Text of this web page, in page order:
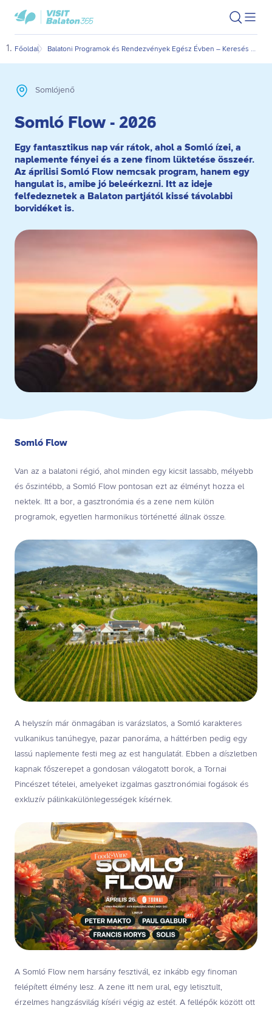
Ugrás
fő
Ugrás
oldal
VisitBalaton365
kezdőlap
Keresés
Főoldal Balatoni Programok és Rendezvények Egész Évben – Keresés Dátum és Kategória Szerint
Somlójenő
Somló Flow - 2026
Egy fantasztikus nap vár rátok, ahol a Somló ízei, a
naplemente fényei és a zene finom lüktetése összeér.
Az áprilisi Somló Flow nemcsak program, hanem egy
hangulat is, amibe jó beleérkezni. Itt az ideje
felfedeznetek a Balaton partjától kissé távolabbi
borvidéket is.
Somló Flow
Van az a balatoni régió, ahol minden egy kicsit lassabb, mélyebb
és őszintébb, a Somló Flow pontosan ezt az élményt hozza el
nektek. Itt a bor, a gasztronómia és a zene nem külön
programok, egyetlen harmonikus történetté állnak össze.
A helyszín már önmagában is varázslatos, a Somló karakteres
vulkanikus tanúhegye, pazar panoráma, a háttérben pedig egy
lassú naplemente festi meg az est hangulatát. Ebben a díszletben
kapnak főszerepet a gondosan válogatott borok, a Tornai
Pincészet tételei, amelyeket izgalmas gasztronómiai fogások és
exkluzív pálinkakülönlegességek kísérnek.
A Somló Flow nem harsány fesztivál, ez inkább egy finoman
felépített élmény lesz. A zene itt nem ural, egy letisztult,
érzelmes hangzásvilág kíséri végig az estét. A fellépők között ott